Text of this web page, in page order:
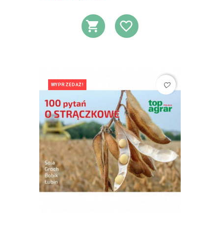
DODAJ DO
DODAJ DO
WYPRZEDAŻ! favorite_border